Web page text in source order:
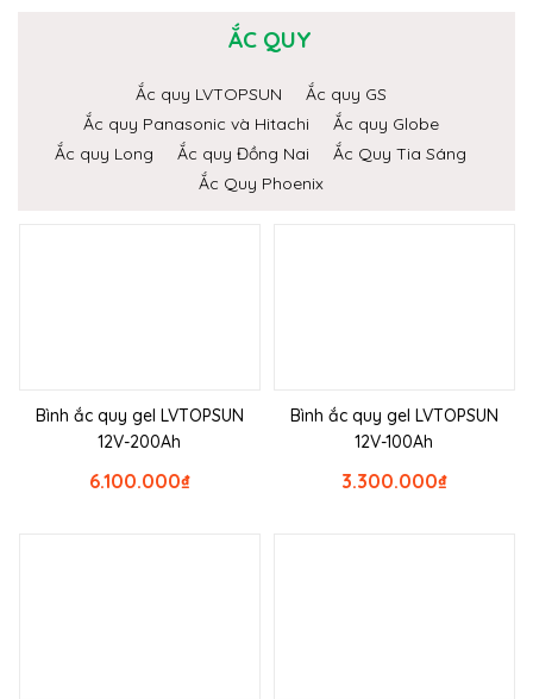
ẮC QUY
Ắc quy LVTOPSUN
Ắc quy GS
Ắc quy Panasonic và Hitachi
Ắc quy Globe
Ắc quy Long
Ắc quy Đồng Nai
Ắc Quy Tia Sáng
Ắc Quy Phoenix
Bình ắc quy gel LVTOPSUN
12V-200Ah
₫
6.100.000
Bình ắc quy gel LVTOPSUN
12V-100Ah
₫
3.300.000